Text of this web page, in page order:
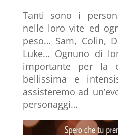
Tanti sono i
nelle loro vite ed
peso… Sam, Colin,
Luke… Ognuno di
importante per la
bellissima e
assisteremo ad
personaggi…